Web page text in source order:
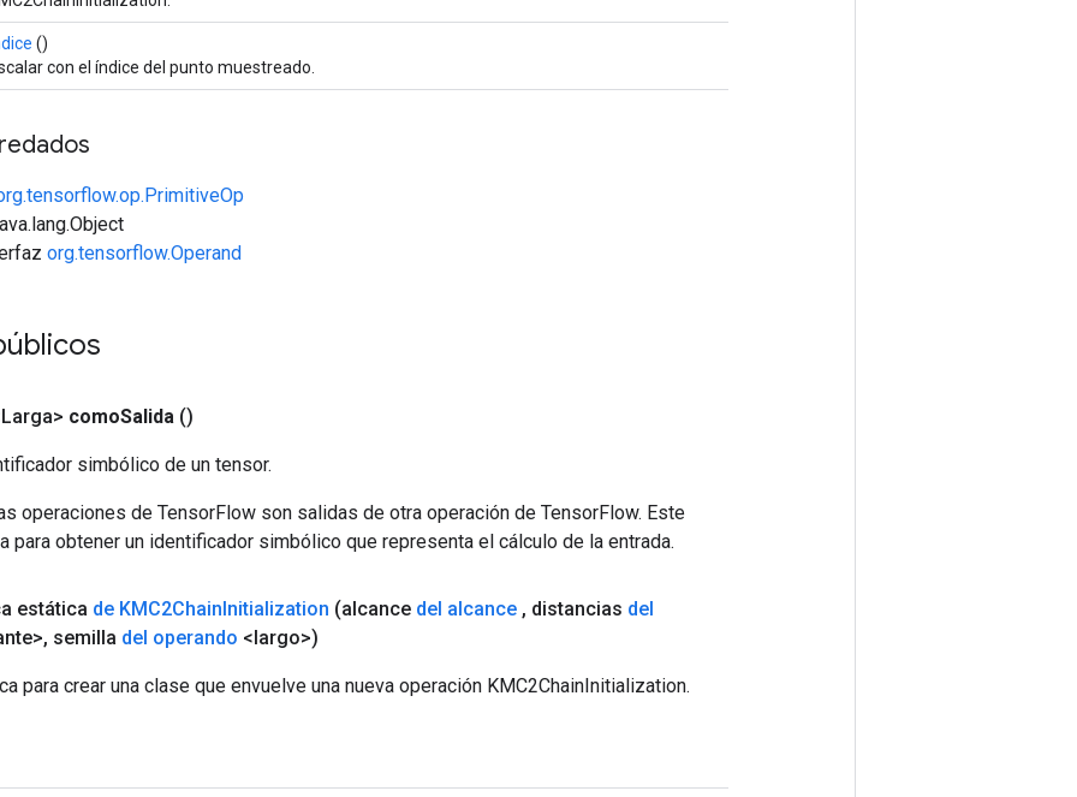
()
con el índice del punto muestreado.
org.tensorflow.Operand
comoSalida ()
simbólico de un tensor.
operaciones de TensorFlow son salidas de otra operación de TensorFlow. Este
para obtener un identificador simbólico que representa el cálculo de la entrada.
estática de KMC2ChainInitialization (alcance del alcance , distancias del
, semilla del operando <largo>)
para crear una clase que envuelve una nueva operación KMC2ChainInitialization.